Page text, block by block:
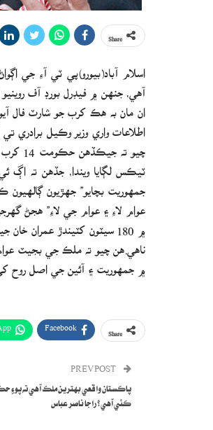
ان مان به هڪ کرب جو شارٽ فال
اطلاعات واري وزير وڪيل برادري
ٽيڪس لڳايا ويندا، جڏهن ته اڳ
جمهوريت بچايو” جهڙيون
عوام لاءِ ۽ عوام جي لاءِ” هجڻ
ناهي.هن چيو ته ملڪ جي بجيٽ
۾ جمهوريت ۽ آئين جي اصل روح کي
Facebook
پاڪستان واقعي بهترين ملڪ آهي ته پوءِ
ڪئي آهي؟ راجا ناصر عباس